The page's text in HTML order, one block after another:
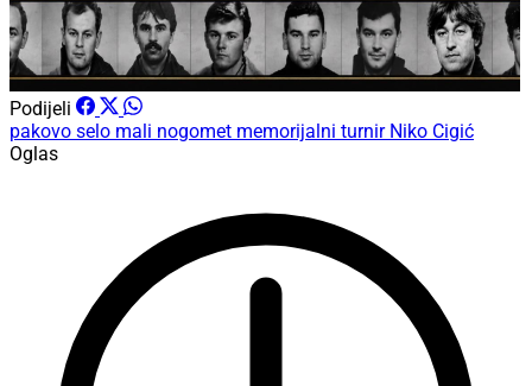
Podijeli
pakovo selo mali nogomet memorijalni turnir Niko Cigić
Oglas